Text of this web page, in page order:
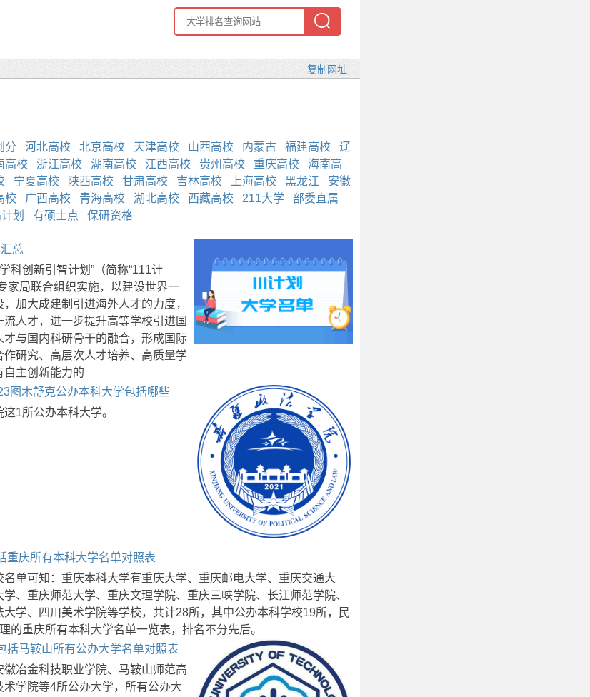
分 河北高校 北京高校 天津高校 山西高校 内蒙古 福建高校
辽
高校 浙江高校 湖南高校 江西高校 贵州高校 重庆高校
海南高
宁夏高校 陕西高校 甘肃高校 吉林高校 上海高校 黑龙江
安徽
校 广西高校 青海高校 湖北高校 西藏高校 211大学
部委直属
划 有硕士点 保研资格
总
科创新引智计划”（简称“111计
家局联合组织实施，以建设世界一
加大成建制引进海外人才的力度，
人才，进一步提升高等学校引进国
与国内科研骨干的融合，形成国际
研究、高层次人才培养、高质量学
自主创新能力的
图木舒克公办本科大学包括哪些
1所公办本科大学。
重庆所有本科大学名单对照表
单可知：重庆本科大学有重庆大学、重庆邮电大学、重庆交通大
、重庆师范大学、重庆文理学院、重庆三峡学院、长江师范学院、
大学、四川美术学院等学校，共计28所，其中公办本科学校19所，民
的重庆所有本科大学名单一览表，排名不分先后。
括马鞍山所有公办大学名单对照表
冶金科技职业学院、马鞍山师范高
学院等4所公办大学，所有公办大